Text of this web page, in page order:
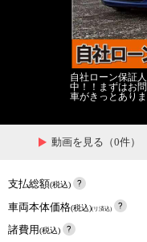
自社ローン保証
中！！まずはお
車がきっとありま
動画を見る（0件）
支払総額(税込)
車両本体価格(税込)(リ済込)
諸費用(税込)